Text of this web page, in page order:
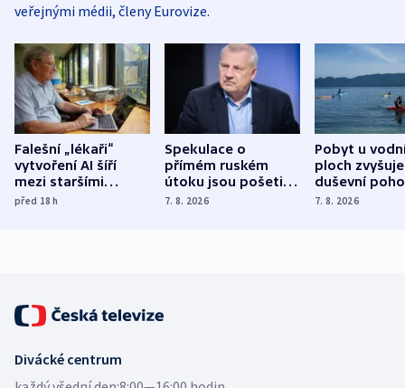
veřejnými médii, členy Eurovize.
Falešní „lékaři“
vytvoření AI šíří
mezi staršími
Poláky nebezpečné
před 18h
Spekulace o
přímém ruském
útoku jsou pošetilé,
míní estonský
7. 8. 2026
Pobyt u
ploch zvyšuje
duševní
ukázala
7. 8. 2026
Divácké centrum